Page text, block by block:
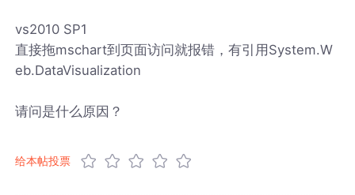
vs2010 SP1
直接拖mschart到页面访问就报错，有引用System.W
eb.DataVisualization
请问是什么原因？
给本帖投票